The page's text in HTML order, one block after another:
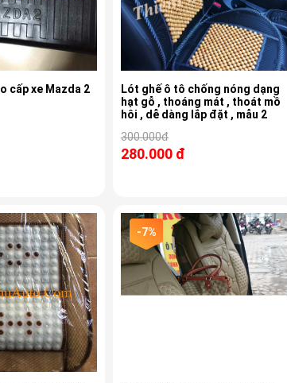
cấp xe Mazda 2
Lót ghế ô tô chống nóng dạng
hạt gỗ , thoáng mát , thoát mồ
hôi , dễ dàng lắp đặt , mẫu 2
300.000đ
280.000 đ
-7%